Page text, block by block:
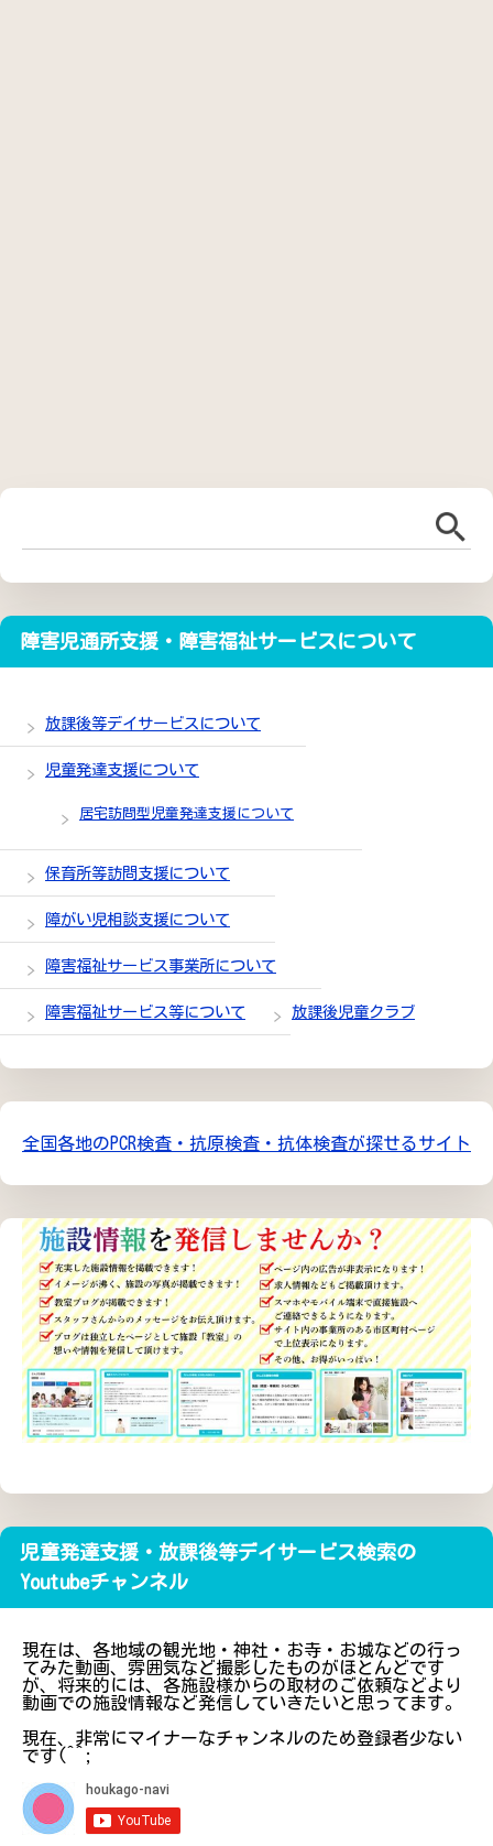
障害児通所支援・障害福祉サービスについて
放課後等デイサービスについて
児童発達支援について
居宅訪問型児童発達支援について
保育所等訪問支援について
障がい児相談支援について
障害福祉サービス事業所について
障害福祉サービス等について 放課後児童クラブ
全国各地のPCR検査・抗原検査・抗体検査が探せるサイト
児童発達支援・放課後等デイサービス検索の
Youtubeチャンネル
現在は、各地域の観光地・神社・お寺・お城などの行っ
てみた動画、雰囲気など撮影したものがほとんどです
が、将来的には、各施設様からの取材のご依頼などより
動画での施設情報など発信していきたいと思ってます。
現在、非常にマイナーなチャンネルのため登録者少ない
です(^^;